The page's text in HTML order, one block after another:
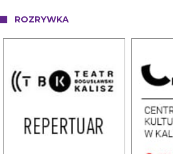
ROZRYWKA